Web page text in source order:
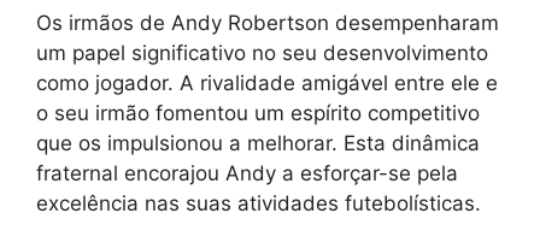
Os irmãos de Andy Robertson desempenharam
um papel significativo no seu desenvolvimento
como jogador. A rivalidade amigável entre ele e
o seu irmão fomentou um espírito competitivo
que os impulsionou a melhorar. Esta dinâmica
fraternal encorajou Andy a esforçar-se pela
excelência nas suas atividades futebolísticas.